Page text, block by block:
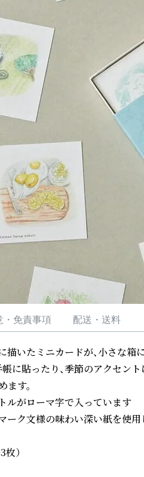
・免責事項 配送・送料
いたミニカードが、小さな箱
に貼ったり、季節のアクセント
す。
ルがローマ字で入っています
ーク文様の味わい深い紙を使
）